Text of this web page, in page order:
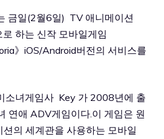
금일(2월6일) TV 애니메이션
로 하는 신작 모바일게임
》iOS/Android버전의 서비스를
소녀게임사 Key 가 2008년에 출
연애 ADV게임이다.이 게임은 원
의 세계관을 사용하는 모바일